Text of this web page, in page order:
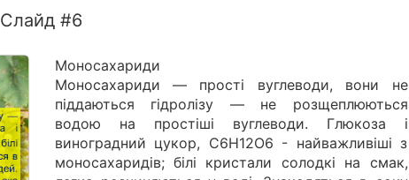
Слайд #6
Моносахариди
Моносахариди — прості вуглеводи, вони не
піддаються гідролізу — не розщеплюються
водою на простіші вуглеводи. Глюкоза і
виноградний цукор, С6Н12О6 - найважливіші з
моносахаридів; білі кристали солодкі на смак,